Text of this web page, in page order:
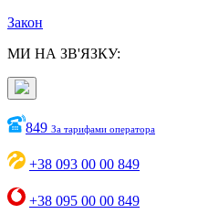
Закон
МИ НА ЗВ'ЯЗКУ:
849 За тарифами оператора
+38 093 00 00 849
+38 095 00 00 849